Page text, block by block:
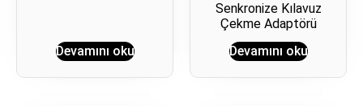
Devamını oku
Senkronize Kılavuz
Çekme Adaptörü
Devamını oku